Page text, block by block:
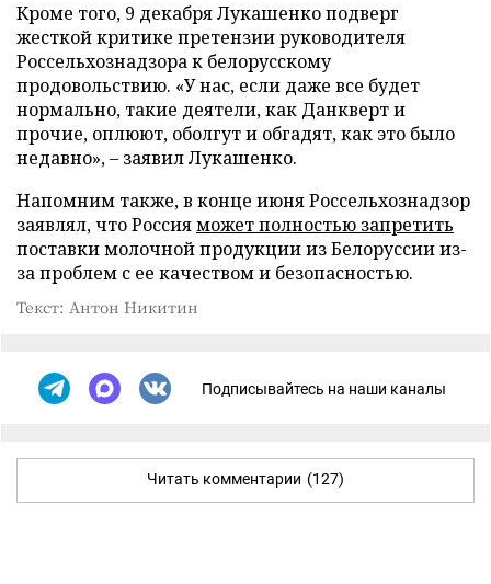
Кроме того, 9 декабря Лукашенко подверг
жесткой критике претензии руководителя
Россельхознадзора к белорусскому
продовольствию. «У нас, если даже все будет
нормально, такие деятели, как Данкверт и
прочие, оплюют, оболгут и обгадят, как это было
недавно», – заявил Лукашенко.
Напомним также, в конце июня Россельхознадзор
заявлял, что Россияможет полностью запретить
поставки молочной продукции из Белоруссии из-
за проблем с ее качеством и безопасностью.
Текст: Антон Никитин
Подписывайтесь на наши каналы
Читать комментарии (127)